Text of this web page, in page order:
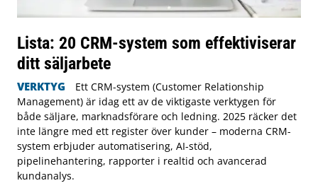
Lista: 20 CRM-system som effektiviserar
ditt säljarbete
VERKTYG
Ett CRM-system (Customer Relationship
Management) är idag ett av de viktigaste verktygen för
både säljare, marknadsförare och ledning. 2025 räcker det
inte längre med ett register över kunder – moderna CRM-
system erbjuder automatisering, AI-stöd,
pipelinehantering, rapporter i realtid och avancerad
kundanalys.